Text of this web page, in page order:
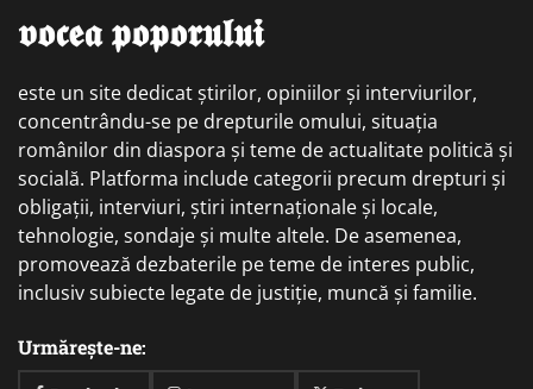
𝖛𝖔𝖈𝖊𝖆 𝖕𝖔𝖕𝖔𝖗𝖚𝖑𝖚𝖎
este un site dedicat știrilor, opiniilor și interviurilor,
concentrându-se pe drepturile omului, situația
românilor din diaspora și teme de actualitate politică și
socială. Platforma include categorii precum drepturi și
obligații, interviuri, știri internaționale și locale,
tehnologie, sondaje și multe altele. De asemenea,
promovează dezbaterile pe teme de interes public,
inclusiv subiecte legate de justiție, muncă și familie.
Urmărește-ne: